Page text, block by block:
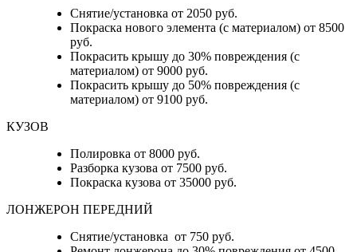
Снятие/установка от 2050 руб.
Покраска нового элемента (с материалом) от 8500
руб.
Покрасить крышу до 30% повреждения (с
материалом) от 9000 руб.
Покрасить крышу до 50% повреждения (с
материалом) от 9100 руб.
КУЗОВ
Полировка от 8000 руб.
Разборка кузова от 7500 руб.
Покраска кузова от 35000 руб.
ЛОНЖЕРОН ПЕРЕДНИЙ
Снятие/установка от 750 руб.